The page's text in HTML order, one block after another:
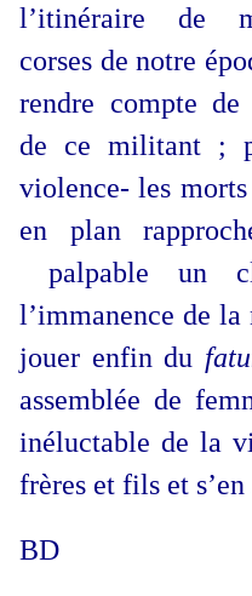
l’itinéraire de
corses de notre
rendre compte de
de ce militant ;
violence- les
en plan
palpable un
l’immanence de
jouer enfin du
assemblée de
inéluctable de la
frères et fils et
BD